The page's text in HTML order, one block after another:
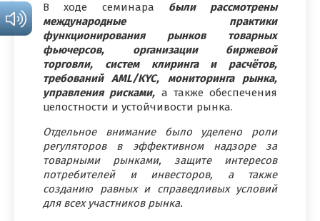
В ходе семинара были рассмотрены
международные практики
функционирования рынков товарных
фьючерсов, организации биржевой
торговли, систем клиринга и расчётов,
требований AML/KYC, мониторинга рынка,
управления рисками, а также обеспечения
целостности и устойчивости рынка.
Отдельное внимание было уделено роли
регуляторов в эффективном надзоре за
товарными рынками, защите интересов
потребителей и инвесторов, а также
созданию равных и справедливых условий
для всех участников рынка.